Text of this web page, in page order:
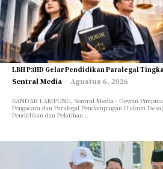
LBH P3HD Gelar Pendidikan Paralegal
Sentral Media - Agustus 6, 2026
BANDAR LAMPUNG, Sentral Media - Dewan
Pengacara dan Paralegal Pendampingan Hukum
Pendidikan dan Pelatihan...